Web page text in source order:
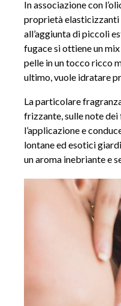
In associazione con
proprietà elasticizzanti
all’aggiunta di piccoli
fugace si ottiene un
pelle in un tocco ricco
ultimo, vuole idratare
La particolare
frizzante, sulle note
l’applicazione e
lontane ed esotici
un aroma inebriante e